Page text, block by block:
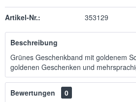
Artikel-Nr.: 353129
Beschreibung
Grünes Geschenkband mit goldenem
goldenen Geschenken und
Bewertungen
0